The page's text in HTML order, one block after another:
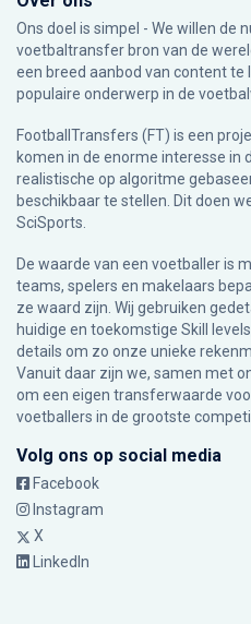
Ons doel is simpel - We willen de
voetbaltransfer bron van de
een breed aanbod van content
populaire onderwerp in de
FootballTransfers (FT) is een
komen in de enorme interesse
realistische op algoritme
beschikbaar te stellen. Dit doen
SciSports
De waarde van een voetballer is
teams, spelers en makelaars
ze waard zijn. Wij gebruiken
huidige en toekomstige Skill
details om zo onze unieke
Vanuit daar zijn we, samen met
om een eigen transferwaarde
voetballers in de grootste
Volg ons op social media
Facebook
Instagram
X
LinkedIn